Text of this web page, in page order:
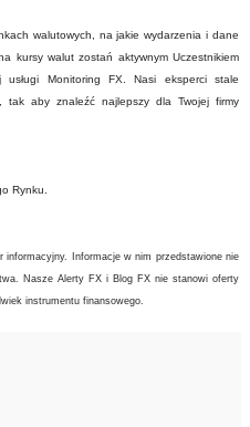
walutowych, na jakie wydarzenia i dane
kursy walut zostań aktywnym Uczestnikiem
Monitoring FX. Nasi eksperci stale
tak aby znaleźć najlepszy dla Twojej firmy
Rynku.
informacyjny. Informacje w nim przedstawione nie
Nasze Alerty FX i Blog FX nie stanowi oferty
instrumentu finansowego.